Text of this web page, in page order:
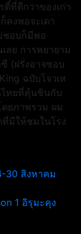
ที่ดีกว่าของเก่า
คงพอจะเดา
ชอบก็มีพอ
ลย การพยายาม
(ฝรั่งอาจชอบ
ฉบับโจวเห
ไทยที่คุ้นชินกับ
ยภาพรวม ผม
มีให้ชมในโรง
30 สิงหาคม
1 อิรุมะคุง